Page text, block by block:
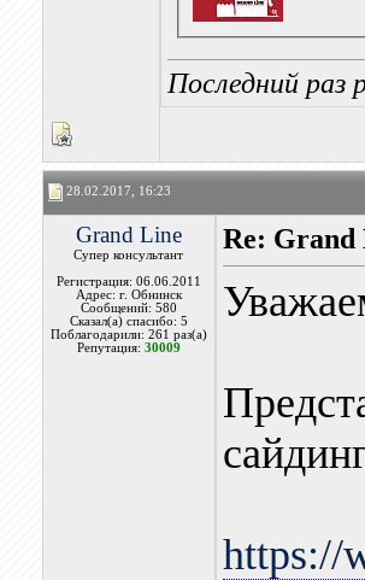
Последний раз
28.02.2017, 16:23
Grand Line
Супер консультант
Регистрация: 06.06.2011
Адрес: г. Обнинск
Сообщений: 580
Сказал(а) спасибо: 5
Поблагодарили: 261 раз(а)
Репутация: 30009
Re: Grand
https://